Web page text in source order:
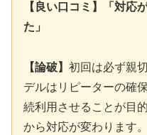
【良い口コミ】「対応
た」
【論破】 初回は必ず親
デルはリピーターの確
続利用させることが目
から対応が変わります